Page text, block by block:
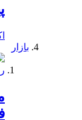
بازار